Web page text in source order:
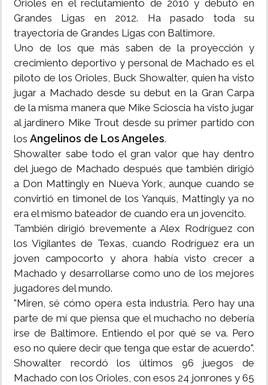
Orioles en el reclutamiento de 2010 y debutó en
Grandes Ligas en 2012. Ha pasado toda su
trayectoria de Grandes Ligas con Baltimore.
Uno de los que más saben de la proyección y
crecimiento deportivo y personal de Machado es el
piloto de los Orioles, Buck Showalter, quien ha visto
jugar a Machado desde su debut en la Gran Carpa
de la misma manera que Mike Scioscia ha visto jugar
al jardinero Mike Trout desde su primer partido con
los Angelinos de Los Angeles.
Showalter sabe todo el gran valor que hay dentro
del juego de Machado después que también dirigió
a Don Mattingly en Nueva York, aunque cuando se
convirtió en timonel de los Yanquis, Mattingly ya no
era el mismo bateador de cuando era un jovencito.
También dirigió brevemente a Alex Rodríguez con
los Vigilantes de Texas, cuando Rodríguez era un
joven campocorto y ahora había visto crecer a
Machado y desarrollarse como uno de los mejores
jugadores del mundo.
"Miren, sé cómo opera esta industria. Pero hay una
parte de mí que piensa que el muchacho no debería
irse de Baltimore. Entiendo el por qué se va. Pero
eso no quiere decir que tenga que estar de acuerdo".
Showalter recordó los últimos 96 juegos de
Machado con los Orioles, con esos 24 jonrones y 65